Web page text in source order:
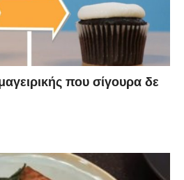
που σίγουρα δε